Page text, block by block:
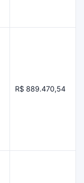
R$ 889.470,54